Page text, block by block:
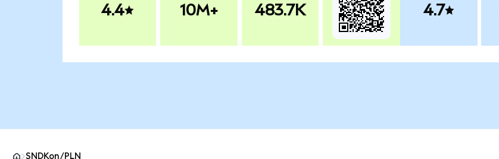
4.4 10M+ 483.7K 4.7
SNDKon/PLN